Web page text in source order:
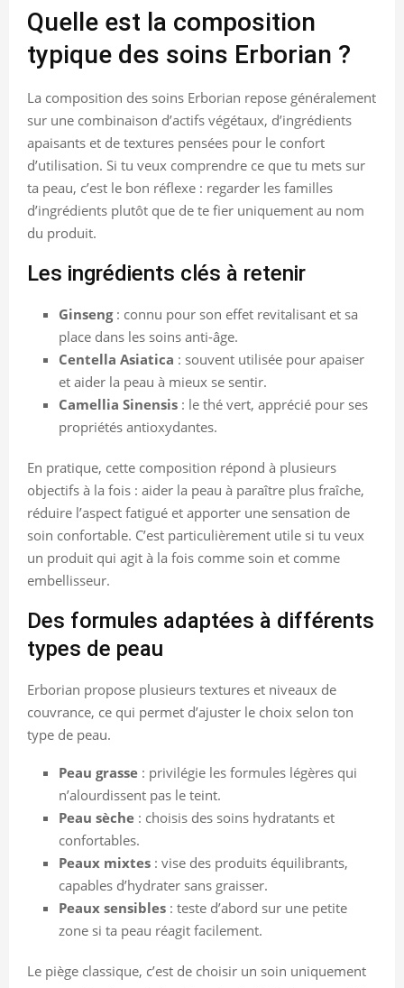
Quelle est la composition
typique des soins Erborian ?
La composition des soins Erborian repose généralement
sur une combinaison d’actifs végétaux, d’ingrédients
apaisants et de textures pensées pour le confort
d’utilisation. Si tu veux comprendre ce que tu mets sur
ta peau, c’est le bon réflexe : regarder les familles
d’ingrédients plutôt que de te fier uniquement au nom
du produit.
Les ingrédients clés à retenir
Ginseng: connu pour son effet revitalisant et sa
place dans les soins anti-âge.
Centella Asiatica : souvent utilisée pour apaiser
et aider la peau à mieux se sentir.
Camellia Sinensis : le thé vert, apprécié pour ses
propriétés antioxydantes.
En pratique, cette composition répond à plusieurs
objectifs à la fois : aider la peau à paraître plus fraîche,
réduire l’aspect fatigué et apporter une sensation de
soin confortable. C’est particulièrement utile si tu veux
un produit qui agit à la fois comme soin et comme
embellisseur.
Des formules adaptées à différents
types de peau
Erborian propose plusieurs textures et niveaux de
couvrance, ce qui permet d’ajuster le choix selon ton
type de peau.
Peau grasse : privilégie les formules légères qui
n’alourdissent pas le teint.
Peau sèche : choisis des soins hydratants et
confortables.
Peaux mixtes : vise des produits équilibrants,
capables d’hydrater sans graisser.
Peaux sensibles : teste d’abord sur une petite
zone si ta peau réagit facilement.
Le piège classique, c’est de choisir un soin uniquement